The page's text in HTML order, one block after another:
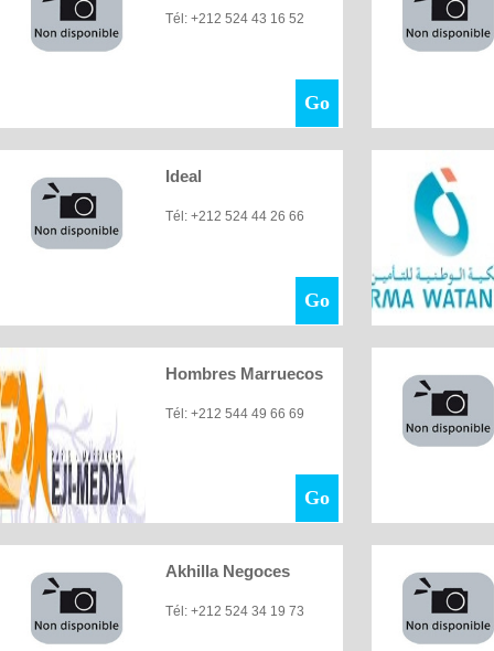
Tél: +212 524 43 16 52
Go
Ideal
Tél: +212 524 44 26 66
Go
Hombres Marruecos
Tél: +212 544 49 66 69
Go
Akhilla Negoces
Tél: +212 524 34 19 73